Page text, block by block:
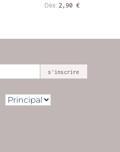
Dès: 2,90 €
s'inscrire